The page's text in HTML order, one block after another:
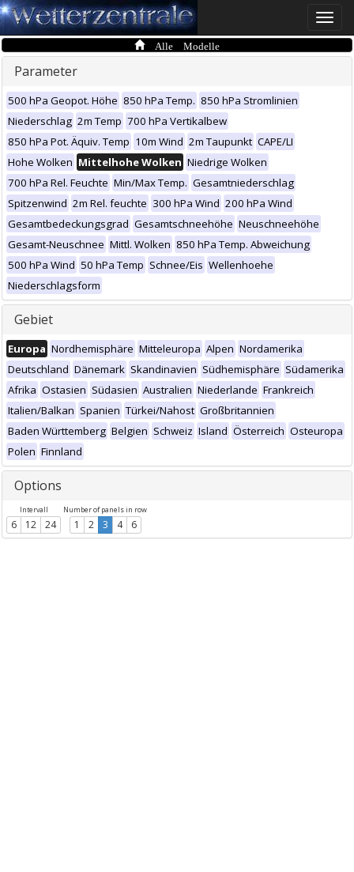
Toggle
Alle Modelle
Parameter
500 hPa Geopot. Höhe 850 hPa Temp. 850 hPa Stromlinien
Niederschlag 2m Temp 700 hPa Vertikalbew
850 hPa Pot. Äquiv. Temp 10m Wind 2m Taupunkt CAPE/LI
Hohe Wolken Mittelhohe Wolken Niedrige Wolken
700 hPa Rel. Feuchte Min/Max Temp. Gesamtniederschlag
Spitzenwind 2m Rel. feuchte 300 hPa Wind 200 hPa Wind
Gesamtbedeckungsgrad Gesamtschneehöhe Neuschneehöhe
Gesamt-Neuschnee Mittl. Wolken 850 hPa Temp. Abweichung
500 hPa Wind 50 hPa Temp Schnee/Eis Wellenhoehe
Niederschlagsform
Gebiet
Europa Nordhemisphäre Mitteleuropa Alpen Nordamerika
Deutschland Dänemark Skandinavien Südhemisphäre Südamerika
Afrika Ostasien Südasien Australien Niederlande Frankreich
Italien/Balkan Spanien Türkei/Nahost Großbritannien
Baden Württemberg Belgien Schweiz Island Österreich Osteuropa
Polen Finnland
Options
Intervall
6 12 24
Number of panels in row
1 2 3 4 6